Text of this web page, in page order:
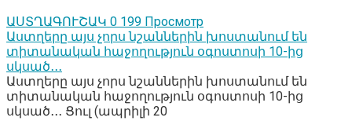
ԱՍՏՂԱԳՈՒՇԱԿ 0 199 Просмотр
Աստղերը այս չորս նշաններին խոստանում են
տիտանական հաջողություն օգոստոսի 10-ից
սկսած․․․
Աստղերը այս չորս նշաններին խոստանում են
տիտանական հաջողություն օգոստոսի 10-ից
սկսած․․․ Ցուլ (ապրիլի 20